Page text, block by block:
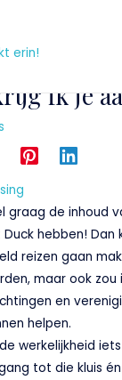
ik je
graag de inhoud
hebben! Dan
reizen gaan
maar ook zou
en
helpen.
werkelijkheid
tot die kluis